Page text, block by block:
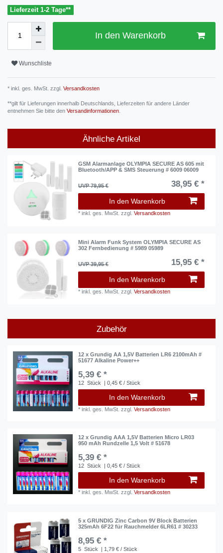
Lieferzeit 1-2 Tage**
In den Warenkorb
Wunschliste
* inkl. ges. MwSt. zzgl. Versandkosten
**gilt für Lieferungen innerhalb Deutschlands, Lieferzeiten für andere Länder
entnehmen Sie bitte den Versandinformationen
Ähnliche Artikel
GSM Alarmanlage OLYMPIA SECURE AS 605 mit
Bluetooth/APP & SMS Steuerung # 6009 06009
UVP 79,95 € 38,95 € *
In den Warenkorb
*inkl. ges. MwSt. zzgl.Versandkosten
Mini Alarm Funk System OLYMPIA SECURE AS
302 Fernbedienung # 5989 05989
UVP 39,95 € 15,95 € *
In den Warenkorb
*inkl. ges. MwSt. zzgl.Versandkosten
Zubehör
12 x Grundig AA 1,5V Batterien LR6 2100mAh #
51677 Alkaline Power++
5,39 € *
12 Stück | 0,45 € / Stück
In den Warenkorb
*inkl. ges. MwSt. zzgl.Versandkosten
12 x Grundig AAA 1,5V Batterien Micro LR03
950 mAh Rundzelle 1,5 Volt # 51678
5,39 € *
12 Stück | 0,45 € / Stück
In den Warenkorb
*inkl. ges. MwSt. zzgl.Versandkosten
5 x GRUNDIG Zinc Carbon 9V Block Batterien
325mAh 6F22 für Rauchmelder 6LR61 # 30233
8,95 € *
5 Stück | 1,79 € / Stück